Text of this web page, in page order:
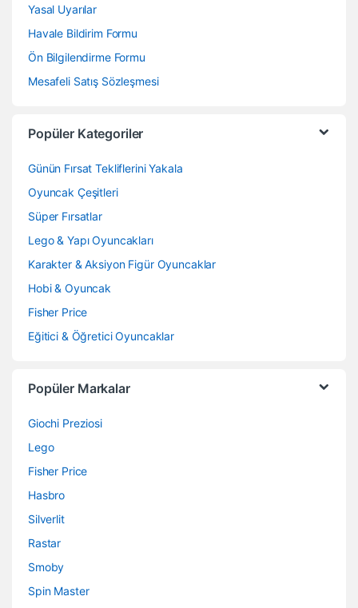
Yasal Uyarılar
Havale Bildirim Formu
Ön Bilgilendirme Formu
Mesafeli Satış Sözleşmesi
Popüler Kategoriler
Günün Fırsat Tekliflerini Yakala
Oyuncak Çeşitleri
Süper Fırsatlar
Lego & Yapı Oyuncakları
Karakter & Aksiyon Figür Oyuncaklar
Hobi & Oyuncak
Fisher Price
Eğitici & Öğretici Oyuncaklar
Popüler Markalar
Giochi Preziosi
Lego
Fisher Price
Hasbro
Silverlit
Rastar
Smoby
Spin Master